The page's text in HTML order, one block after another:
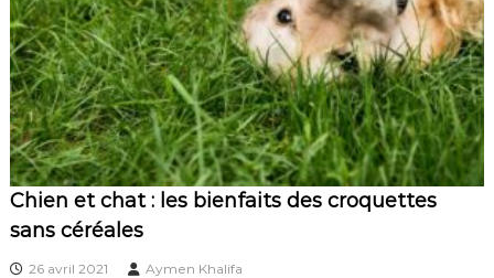
Chien et chat : les bienfaits des croquettes
sans céréales
26 avril 2021 Aymen Khalifa